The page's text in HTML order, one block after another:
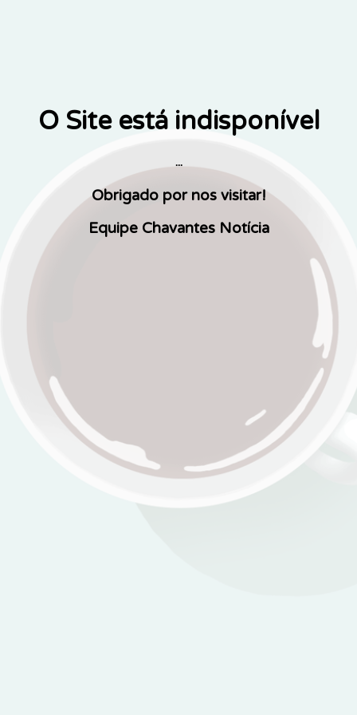
O Site está indisponível
...
Obrigado por nos visitar!
Equipe Chavantes Notícia